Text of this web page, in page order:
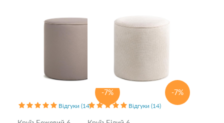
-7%
Відгуки (14)
-7%
Відгуки (14)